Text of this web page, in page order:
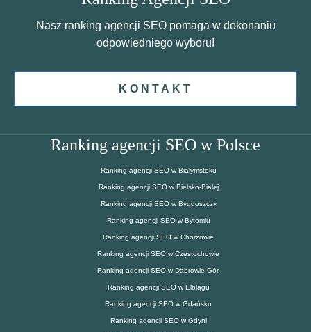
Nasz ranking agencji SEO pomaga w dokonaniu
odpowiedniego wyboru!
KONTAKT
Ranking agencji SEO w Polsce
Ranking agencji SEO w Białymstoku
Ranking agencji SEO w Bielsko-Białej
Ranking agencji SEO w Bydgoszczy
Ranking agencji SEO w Bytomiu
Ranking agencji SEO w Chorzowie
Ranking agencji SEO w Częstochowie
Ranking agencji SEO w Dąbrowie Gór.
Ranking agencji SEO w Elblągu
Ranking agencji SEO w Gdańsku
Ranking agencji SEO w Gdyni